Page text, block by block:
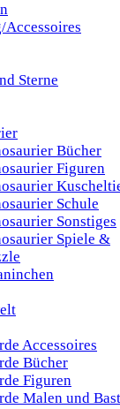
Sterne
Bücher
Figuren
Schule
Sonstiges
Spiele &
Accessoires
Bücher
Figuren
Malen und